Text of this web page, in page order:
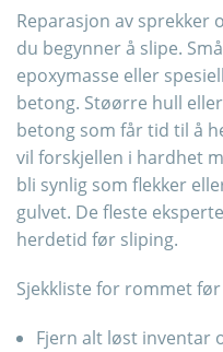
Reparasjon av sprekker
du begynner å slipe.
epoxymasse eller
betong. Støørre hull
betong som får tid til å
vil forskjellen i hardhet
bli synlig som flekker
gulvet. De fleste
herdetid før sliping.
Sjekkliste for rommet
Fjern alt løst inventar